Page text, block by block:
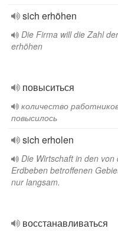
sich erhöhen
Die Firma will die Zahl
erhöhen
повыситься
количество
повысилось
sich erholen
Die Wirtschaft in den von
Erdbeben betroffenen
nur langsam.
восстанавливаться